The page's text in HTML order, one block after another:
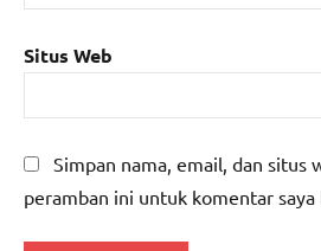
Situs Web
Simpan nama, email, dan situs
peramban ini untuk komentar